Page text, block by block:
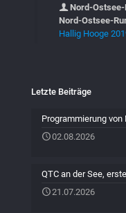
Nord-Ostsee-
Nord-Ostsee-
Hallig Hooge
Letzte Beiträge
Programmierung
02.08.2026
QTC an der See,
21.07.2026